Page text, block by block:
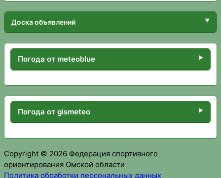
Доска объявлений
Погода от meteoblue
Погода от gismeteo
Copyright © 2026 Федерация спортивного
ориентирования Омской области
Политика обработки персональных данных